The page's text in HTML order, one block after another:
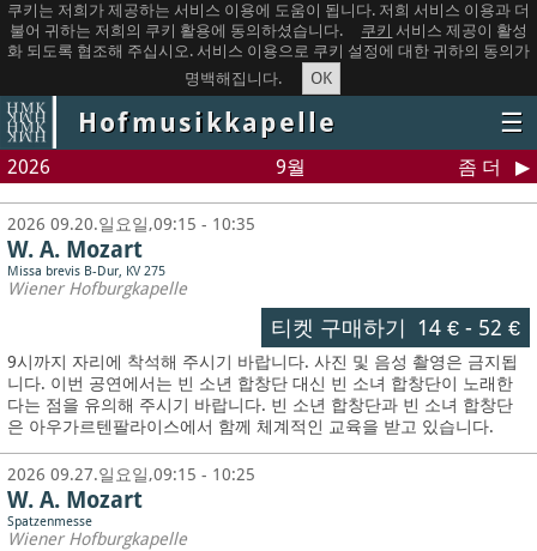
쿠키는 저희가 제공하는 서비스 이용에 도움이 됩니다. 저희 서비스 이용과 더
불어 귀하는 저희의 쿠키 활용에 동의하셨습니다.
쿠키 서비스 제공이 활성
화 되도록 협조해 주십시오. 서비스 이용으로 쿠키 설정에 대한 귀하의 동의가
명백해집니다.
OK
Hofmusikkapelle ☰
2026 9월 좀 더
2026 09.20.일요일,09:15 - 10:35
W. A. Mozart
Missa brevis B-Dur, KV 275
Wiener Hofburgkapelle
티켓 구매하기 14 €- 52 €
9시까지 자리에 착석해 주시기 바랍니다. 사진 및 음성 촬영은 금지됩
니다. 이번 공연에서는 빈 소년 합창단 대신 빈 소녀 합창단이 노래한
다는 점을 유의해 주시기 바랍니다. 빈 소년 합창단과 빈 소녀 합창단
은 아우가르텐팔라이스에서 함께 체계적인 교육을 받고 있습니다.
2026 09.27.일요일,09:15 - 10:25
W. A. Mozart
Spatzenmesse
Wiener Hofburgkapelle